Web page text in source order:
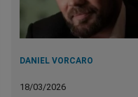
DANIEL VORCARO
18/03/2026